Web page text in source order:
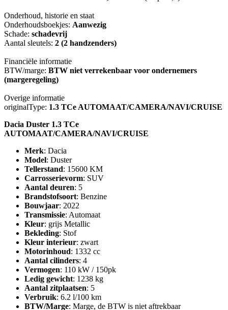
Onderhoud, historie en staat
Onderhoudsboekjes: Aanwezig
Schade: schadevrij
Aantal sleutels: 2 (2 handzenders)
Financiële informatie
BTW/marge: BTW niet verrekenbaar voor ondernemers
(margeregeling)
Overige informatie
originalType: 1.3 TCe AUTOMAAT/CAMERA/NAVI/CRUISE
Dacia Duster 1.3 TCe
AUTOMAAT/CAMERA/NAVI/CRUISE
Merk: Dacia
Model: Duster
Tellerstand: 15600 KM
Carrosserievorm: SUV
Aantal deuren: 5
Brandstofsoort: Benzine
Bouwjaar: 2022
Transmissie: Automaat
Kleur: grijs Metallic
Bekleding: Stof
Kleur interieur: zwart
Motorinhoud: 1332 cc
Aantal cilinders: 4
Vermogen: 110 kW / 150pk
Ledig gewicht: 1238 kg
Aantal zitplaatsen: 5
Verbruik: 6.2 l/100 km
BTW/Marge: Marge, de BTW is niet aftrekbaar